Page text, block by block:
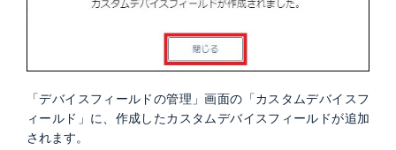
「デバイスフィールドの管理」画面の「カスタムデバイスフ
ィールド」に、作成したカスタムデバイスフィールドが追加
されます。